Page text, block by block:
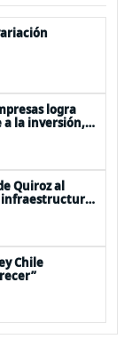
logra
a la inversión,
Quiroz al
infraestructura
Chile